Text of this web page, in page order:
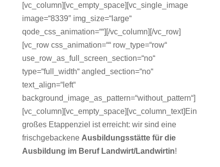
[vc_column][vc_empty_space][vc_single_image
image=“8339″ img_size=“large“
qode_css_animation=““][/vc_column][/vc_row]
[vc_row css_animation=““ row_type=“row“
use_row_as_full_screen_section=“no“
type=“full_width“ angled_section=“no“
text_align=“left“
background_image_as_pattern=“without_pattern“]
[vc_column][vc_empty_space][vc_column_text]Ein
großes Etappenziel ist erreicht: wir sind eine
frischgebackene Ausbildungsstätte für die
Ausbildung im Beruf Landwirt/Landwirtin!